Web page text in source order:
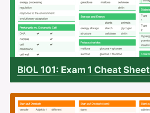
BIOL 101: Exam 1 Cheat Sheet